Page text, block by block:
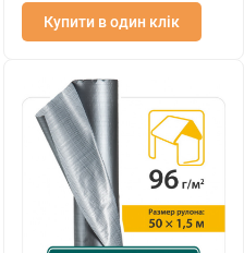
Купити в один клік